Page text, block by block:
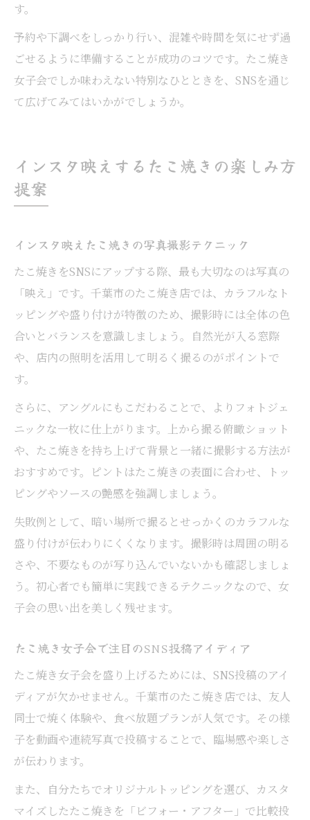
す。
予約や下調べをしっかり行い、混雑や時間を気にせず過
ごせるように準備することが成功のコツです。たこ焼き
女子会でしか味わえない特別なひとときを、SNSを通じ
て広げてみてはいかがでしょうか。
インスタ映えするたこ焼きの楽しみ方
提案
インスタ映えたこ焼きの写真撮影テクニック
たこ焼きをSNSにアップする際、最も大切なのは写真の
「映え」です。千葉市のたこ焼き店では、カラフルなト
ッピングや盛り付けが特徴のため、撮影時には全体の色
合いとバランスを意識しましょう。自然光が入る窓際
や、店内の照明を活用して明るく撮るのがポイントで
す。
さらに、アングルにもこだわることで、よりフォトジェ
ニックな一枚に仕上がります。上から撮る俯瞰ショット
や、たこ焼きを持ち上げて背景と一緒に撮影する方法が
おすすめです。ピントはたこ焼きの表面に合わせ、トッ
ピングやソースの艶感を強調しましょう。
失敗例として、暗い場所で撮るとせっかくのカラフルな
盛り付けが伝わりにくくなります。撮影時は周囲の明る
さや、不要なものが写り込んでいないかも確認しましょ
う。初心者でも簡単に実践できるテクニックなので、女
子会の思い出を美しく残せます。
たこ焼き女子会で注目のSNS投稿アイディア
たこ焼き女子会を盛り上げるためには、SNS投稿のアイ
ディアが欠かせません。千葉市のたこ焼き店では、友人
同士で焼く体験や、食べ放題プランが人気です。その様
子を動画や連続写真で投稿することで、臨場感や楽しさ
が伝わります。
また、自分たちでオリジナルトッピングを選び、カスタ
マイズしたたこ焼きを「ビフォー・アフター」で比較投